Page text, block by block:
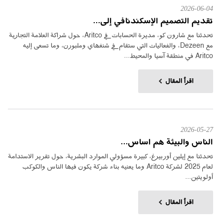
2026-06-04
تقديم التصميم الإسكندنافي إلى...
تحدثنا مع شارون كو، مديرة الحسابات في Aritco، حول شراكة العلامة التجارية
مع Dezeen، والفعاليات التي ستقام في شنغهاي وملبورن، وما تسعى إليه
Aritco في منطقة آسيا والمحيط...
اقرأ المقال
2026-05-27
الناس والبيئة هم اساس...
تحدثنا مع إيلين أوربيرغ، كبيرة مسؤولي الموارد البشرية، حول تقرير الاستدامة
لعام 2025 لشركة Aritco وما يعنيه بناء شركة يكون فيها الناس والكوكب
أولويتين...
اقرأ المقال